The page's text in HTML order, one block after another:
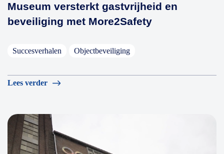
Museum versterkt gastvrijheid en
beveiliging met More2Safety
Succesverhalen Objectbeveiliging
Lees verder